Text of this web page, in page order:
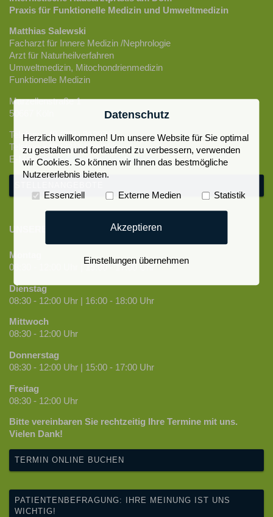
Praxis für Funktionelle Medizin und Umweltmedizin
Matthias Salewski
Facharzt für Innere Medizin /Nephrologie
Arzt für Naturheilverfahren
Umweltmedizin, Mitochondrienmedizin
Funktionelle Medizin
Marzellenstraße 1
50667 Köln
Telefon: +49 (221) 9129766
Telefax: +49 (221) 1390192
E-Mail:praxis@hausarzt-am-dom.de
UNSERE SPRECHZEITEN
Montag
08:30 - 12:00 Uhr | 15:00 - 17:00 Uhr
Dienstag
08:30 - 12:00 Uhr | 16:00 - 18:00 Uhr
Mittwoch
08:30 - 12:00 Uhr
Donnerstag
08:30 - 12:00 Uhr | 15:00 - 17:00 Uhr
Freitag
08:30 - 12:00 Uhr
Bitte vereinbaren Sie rechtzeitig Ihre Termine mit uns.
Vielen Dank!
TERMIN ONLINE BUCHEN
PATIENTENBEFRAGUNG: IHRE MEINUNG IST UNS
WICHTIG!
Datenschutz
Herzlich willkommen! Um unsere Website für Sie optimal
zu gestalten und fortlaufend zu verbessern, verwenden
wir Cookies. So können wir Ihnen das bestmögliche
Nutzererlebnis bieten.
Essenziell Externe Medien Statistik
Akzeptieren
Einstellungen übernehmen